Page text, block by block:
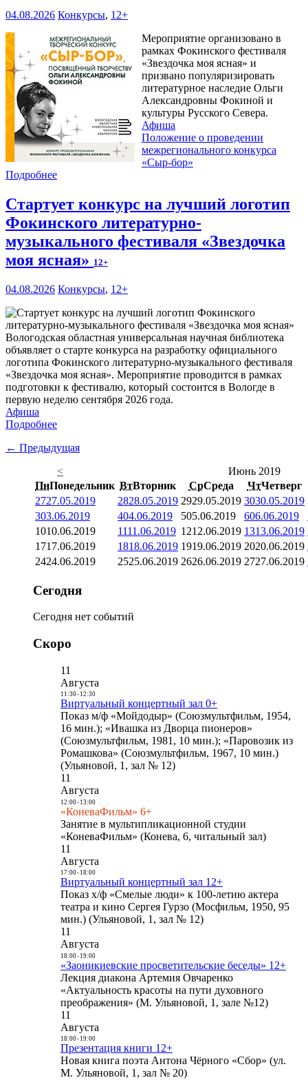
04.08.2026 Конкурсы, 12+
Мероприятие организовано в
рамках Фокинского фестиваля
«Звездочка моя ясная» и
призвано популяризировать
литературное наследие Ольги
Александровны Фокиной и
культуры Русского Севера.
Афиша
Положение о проведении
межрегионального конкурса
«Сыр-бор»
Подробнее
Стартует конкурс на лучший логотип
Фокинского литературно-
музыкального фестиваля «Звездочка
моя ясная» 12+
04.08.2026 Конкурсы, 12+
Вологодская областная универсальная научная библиотека
объявляет о старте конкурса на разработку официального
логотипа Фокинского литературно-музыкального фестиваля
«Звездочка моя ясная». Мероприятие проводится в рамках
подготовки к фестивалю, который состоится в Вологде в
первую неделю сентября 2026 года.
Афиша
Подробнее
← Предыдущая
<
Июнь 2019
ПнПонедельник ВтВторник СрСреда ЧтЧетверг
2727.05.2019 2828.05.2019 2929.05.2019 3030.05.2019
303.06.2019 404.06.2019 505.06.2019 606.06.2019
1010.06.2019 1111.06.2019 1212.06.2019 1313.06.2019
1717.06.2019 1818.06.2019 1919.06.2019 2020.06.2019
2424.06.2019 2525.06.2019 2626.06.2019 2727.06.2019
Сегодня
Сегодня нет событий
Скоро
11
Августа
11:30- 12:30
Виртуальный концертный зал 0+
Показ м/ф «Мойдодыр» (Союзмультфильм, 1954,
16 мин.); «Ивашка из Дворца пионеров»
(Союзмультфильм, 1981, 10 мин.); «Паровозик из
Ромашкова» (Союзмультфильм, 1967, 10 мин.)
(Ульяновой, 1, зал № 12)
11
Августа
12:00- 13:00
«КоневаФильм» 6+
Занятие в мультипликационной студии
«КоневаФильм» (Конева, 6, читальный зал)
11
Августа
17:00- 18:00
Виртуальный концертный зал 12+
Показ х/ф «Смелые люди» к 100-летию актера
театра и кино Сергея Гурзо (Мосфильм, 1950, 95
мин.) (Ульяновой, 1, зал № 12)
11
Августа
18:00- 19:00
«Заоникиевские просветительские беседы» 12+
Лекция диакона Артемия Овчаренко
«Актуальность красоты на пути духовного
преображения» (М. Ульяновой, 1, зале №12)
11
Августа
18:00- 19:00
Презентация книги 12+
Новая книга поэта Антона Чёрного «Сбор» (ул.
М. Ульяновой, 1, зал № 20)